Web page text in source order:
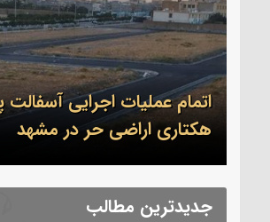
هکتاری اراضی حر در مشهد
جدیدترین مطالب